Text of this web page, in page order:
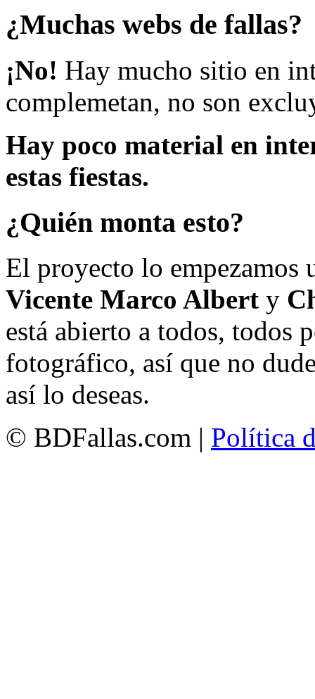
¿Muchas webs de fallas?
¡No! Hay mucho sitio en
complemetan, no son
Hay poco material en
estas fiestas.
¿Quién monta esto?
El proyecto lo empezamos
Vicente Marco Albert y
está abierto a todos, todos
fotográfico, así que no
así lo deseas.
© BDFallas.com | Política